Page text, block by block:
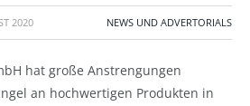
2020 NEWS UND ADVERTORIALS
hat große Anstrengungen
an hochwertigen Produkten in